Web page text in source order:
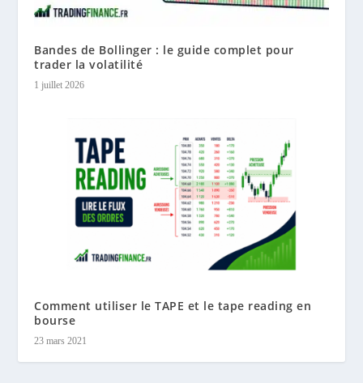
Bandes de Bollinger : le guide complet pour
trader la volatilité
1 juillet 2026
Comment utiliser le TAPE et le tape reading en
bourse
23 mars 2021